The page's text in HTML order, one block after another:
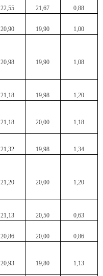
22,55 21,67 0,88
20,90 19,90 1,00
20,98 19,90 1,08
21,18 19,98 1,20
21,18 20,00 1,18
21,32 19,98 1,34
21,20 20,00 1,20
21,13 20,50 0,63
20,86 20,00 0,86
20,93 19,80 1,13